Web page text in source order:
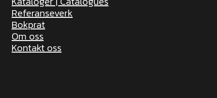
Referanseverk
Bokprat
Om oss
Kontakt oss